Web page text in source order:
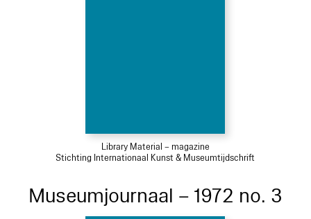
Library Material – magazine
Stichting Internationaal Kunst & Museumtijdschrift
Museumjournaal – 1972 no. 3